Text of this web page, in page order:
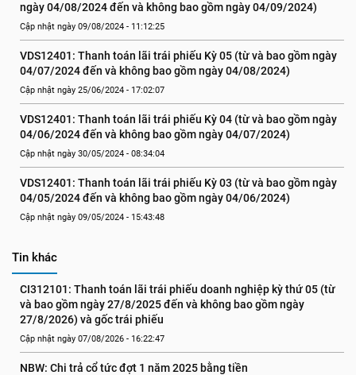
ngày 04/08/2024 đến và không bao gồm ngày 04/09/2024)
Cập nhật ngày 09/08/2024 - 11:12:25
VDS12401: Thanh toán lãi trái phiếu Kỳ 05 (từ và bao gồm ngày
04/07/2024 đến và không bao gồm ngày 04/08/2024)
Cập nhật ngày 25/06/2024 - 17:02:07
VDS12401: Thanh toán lãi trái phiếu Kỳ 04 (từ và bao gồm ngày
04/06/2024 đến và không bao gồm ngày 04/07/2024)
Cập nhật ngày 30/05/2024 - 08:34:04
VDS12401: Thanh toán lãi trái phiếu Kỳ 03 (từ và bao gồm ngày
04/05/2024 đến và không bao gồm ngày 04/06/2024)
Cập nhật ngày 09/05/2024 - 15:43:48
Tin khác
CI312101: Thanh toán lãi trái phiếu doanh nghiệp kỳ thứ 05 (từ
và bao gồm ngày 27/8/2025 đến và không bao gồm ngày
27/8/2026) và gốc trái phiếu
Cập nhật ngày 07/08/2026 - 16:22:47
NBW: Chi trả cổ tức đợt 1 năm 2025 bằng tiền